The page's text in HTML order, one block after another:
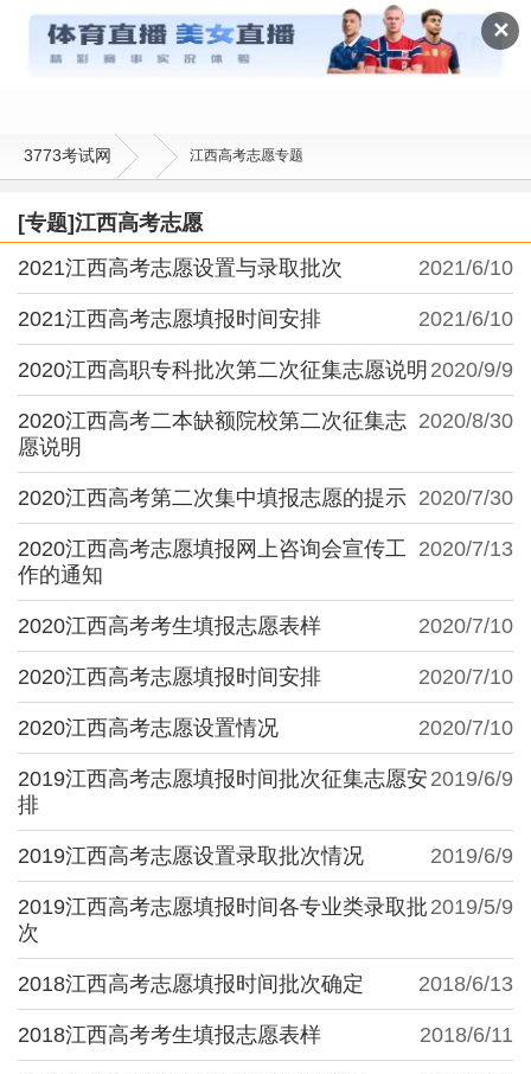
✕
江西高考志愿
3773考试网 江西高考志愿专题
[专题]江西高考志愿
2021/6/10
2021江西高考志愿设置与录取批次
2021/6/10
2021江西高考志愿填报时间安排
2020/9/9
2020江西高职专科批次第二次征集志愿说明
2020/8/30
2020江西高考二本缺额院校第二次征集志
愿说明
2020/7/30
2020江西高考第二次集中填报志愿的提示
2020/7/13
2020江西高考志愿填报网上咨询会宣传工
作的通知
2020/7/10
2020江西高考考生填报志愿表样
2020/7/10
2020江西高考志愿填报时间安排
2020/7/10
2020江西高考志愿设置情况
2019/6/9
2019江西高考志愿填报时间批次征集志愿安
排
2019/6/9
2019江西高考志愿设置录取批次情况
2019/5/9
2019江西高考志愿填报时间各专业类录取批
次
2018/6/13
2018江西高考志愿填报时间批次确定
2018/6/11
2018江西高考考生填报志愿表样